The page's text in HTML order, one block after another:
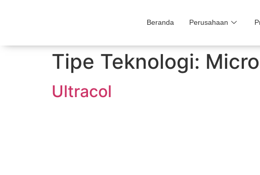
Beranda Perusahaan
Tipe Teknologi:
Ultracol